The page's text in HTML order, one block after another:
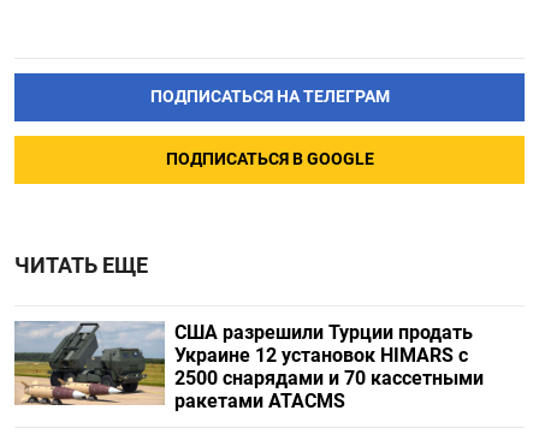
ПОДПИСАТЬСЯ НА ТЕЛЕГРАМ
ПОДПИСАТЬСЯ В GOOGLE
ЧИТАТЬ ЕЩЕ
США разрешили Турции продать
Украине 12 установок HIMARS с
2500 снарядами и 70 кассетными
ракетами ATACMS